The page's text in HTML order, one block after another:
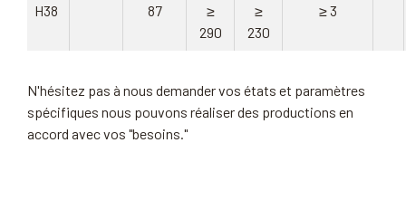
H38 87
≥
290
≥
230
≥ 3
N'hésitez pas à nous demander vos états et paramètres
spécifiques nous pouvons réaliser des productions en
accord avec vos "besoins."